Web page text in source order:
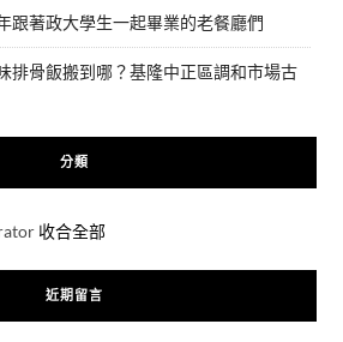
跟著政大學生一起畢業的老餐廳們
排骨飯搬到哪？基隆中正區調和市場古
分類
收合全部
近期留言